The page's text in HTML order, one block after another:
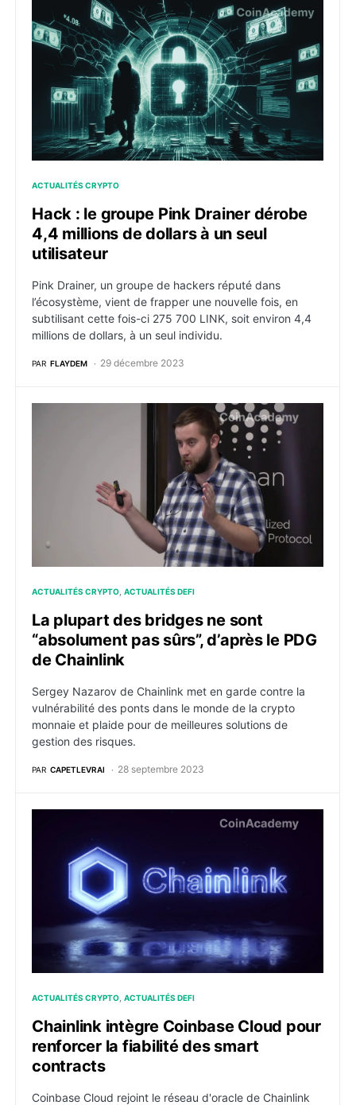
Hack : le groupe Pink Drainer dérobe 4,4 millions de
ACTUALITÉS CRYPTO
Hack : le groupe Pink Drainer dérobe
4,4 millions de dollars à un seul
utilisateur
Pink Drainer, un groupe de hackers réputé dans
l’écosystème, vient de frapper une nouvelle fois, en
subtilisant cette fois-ci 275 700 LINK, soit environ 4,4
millions de dollars, à un seul individu.
PAR FLAYDEM 29 décembre 2023
La plupart des bridges ne sont “absolument pas
ACTUALITÉS CRYPTO ACTUALITÉS DEFI
La plupart des bridges ne sont
“absolument pas sûrs”, d’après le PDG
de Chainlink
Sergey Nazarov de Chainlink met en garde contre la
vulnérabilité des ponts dans le monde de la crypto
monnaie et plaide pour de meilleures solutions de
gestion des risques.
PAR CAPETLEVRAI 28 septembre 2023
Chainlink intègre Coinbase Cloud pour renforcer la
ACTUALITÉS CRYPTO ACTUALITÉS DEFI
Chainlink intègre Coinbase Cloud pour
renforcer la fiabilité des smart
contracts
Coinbase Cloud rejoint le réseau d'oracle de Chainlink